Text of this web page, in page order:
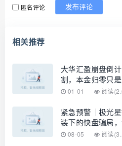
匿名评论 发布评论
相关推荐
大华汇盈崩盘倒
割，本金归零只
01-01 阅读
紧急预警｜极光
装下的快盘骗局
08-05 阅读